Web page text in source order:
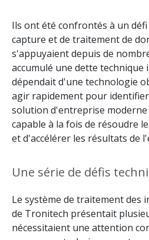
Ils ont été confrontés à un défi
capture et de traitement de
s'appuyaient depuis de
accumulé une dette
dépendait d'une technologie
agir rapidement pour
solution d'entreprise moderne
capable à la fois de résoudre
et d'accélérer les résultats de
Une série de défis
Le système de traitement des
de Tronitech présentait
nécessitaient une attention